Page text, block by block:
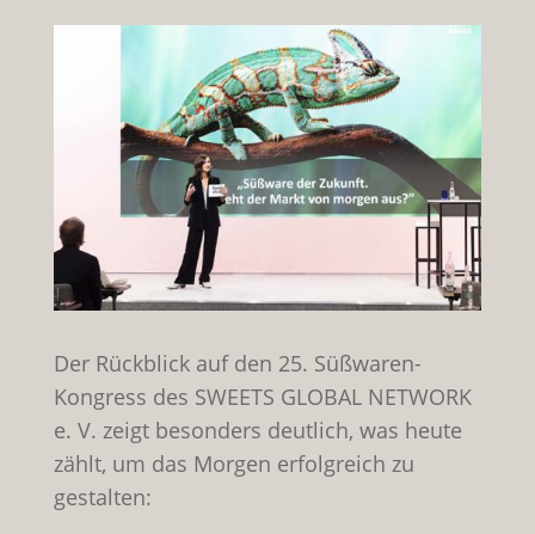
Der Rückblick auf den 25. Süßwaren-
Kongress des SWEETS GLOBAL NETWORK
e. V. zeigt besonders deutlich, was heute
zählt, um das Morgen erfolgreich zu
gestalten: